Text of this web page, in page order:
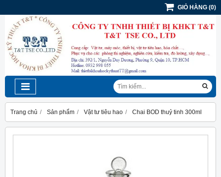
GIỎ HÀNG (0)
Trang chủ Sản phẩm Vật tư tiêu hao Chai BOD thuỷ tinh 300ml